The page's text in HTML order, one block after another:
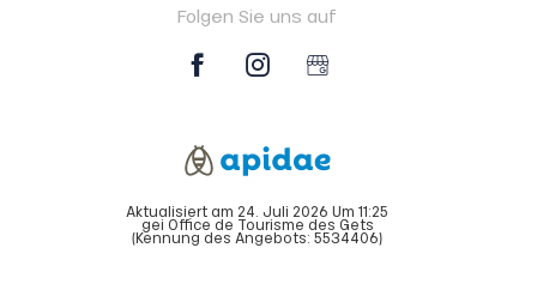
Folgen Sie uns auf
Aktualisiert am 24. Juli 2026 Um 11:25
gei Office de Tourisme des Gets
(Kennung des Angebots: 5534406)